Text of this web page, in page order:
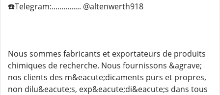
☎️Telegram:............... @altenwerth918
Nous sommes fabricants et exportateurs de produits
chimiques de recherche. Nous fournissons &agrave;
nos clients des m&eacute;dicaments purs et propres,
non dilu&eacute;s, exp&eacute;di&eacute;s dans tous